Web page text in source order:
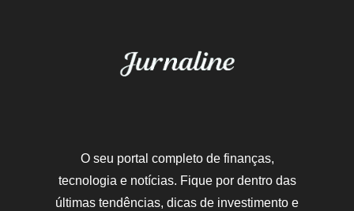
O seu portal completo de finanças,
tecnologia e notícias. Fique por dentro das
últimas tendências, dicas de investimento e